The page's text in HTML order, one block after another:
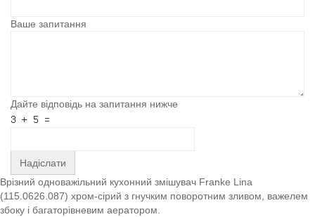
Ваше запитання
Дайте відповідь на запитання нижче
Надіслати
Врізний одноважільний кухонний змішувач Franke Lina
(115.0626.087) хром-сірий з гнучким поворотним зливом, важелем
збоку і багаторівневим аератором.